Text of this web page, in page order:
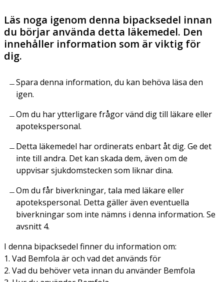
Läs noga igenom denna bipacksedel innan
du börjar använda detta läkemedel. Den
innehåller information som är viktig för
dig.
Spara denna information, du kan behöva läsa den
igen.
Om du har ytterligare frågor vänd dig till läkare eller
apotekspersonal.
Detta läkemedel har ordinerats enbart åt dig. Ge det
inte till andra. Det kan skada dem, även om de
uppvisar sjukdomstecken som liknar dina.
Om du får biverkningar, tala med läkare eller
apotekspersonal. Detta gäller även eventuella
biverkningar som inte nämns i denna information. Se
avsnitt 4.
I denna bipacksedel finner du information om:
1. Vad Bemfola är och vad det används för
2. Vad du behöver veta innan du använder Bemfola